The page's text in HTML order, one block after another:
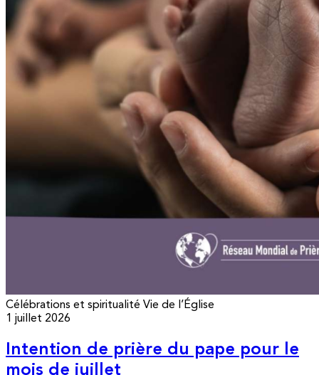
Célébrations et spiritualité Vie de l’Église
1 juillet 2026
Intention de prière du pape pour le
mois de juillet